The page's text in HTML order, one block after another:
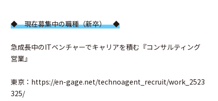
◆ 現在募集中の職種（新卒） ◆
急成長中のITベンチャーでキャリアを積む『コンサルティング
営業』
東京： https://en-gage.net/technoagent_recruit/work_2523
325/